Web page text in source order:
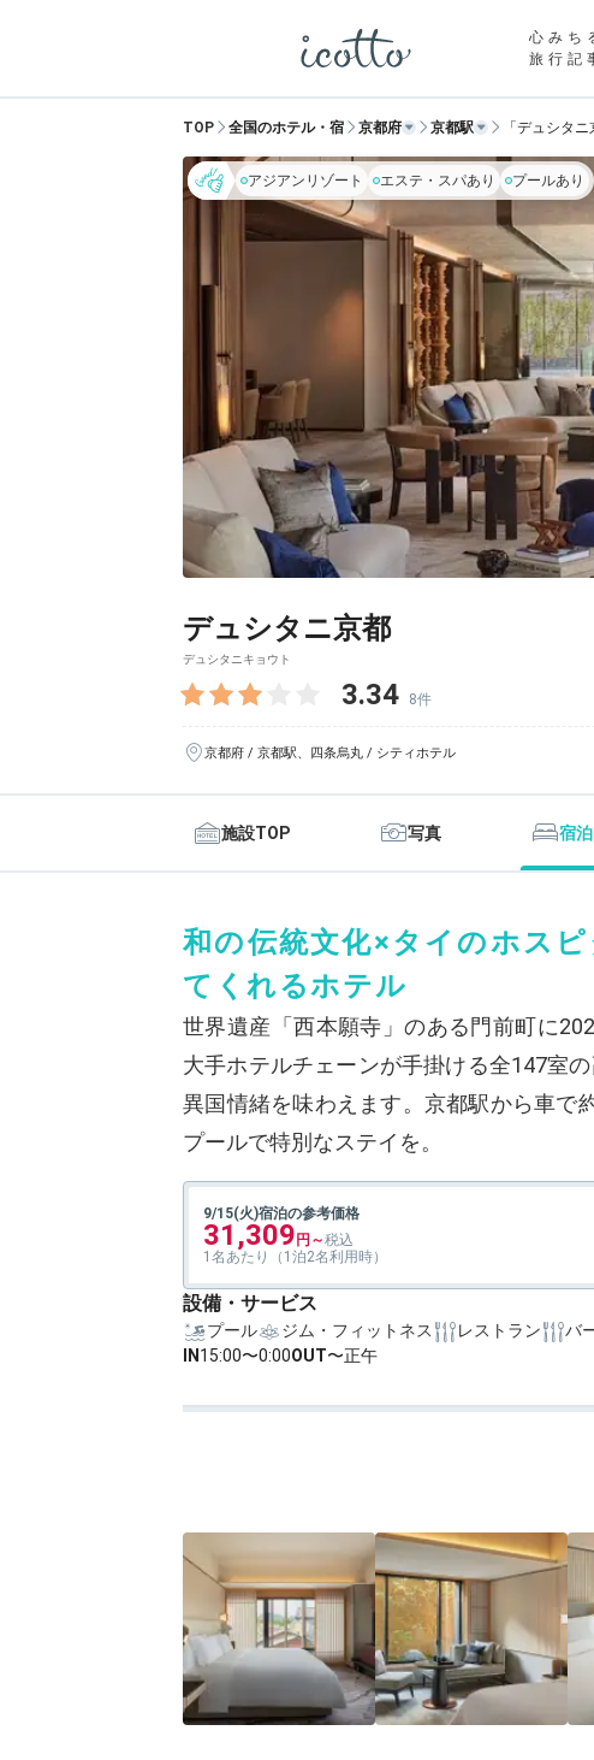
心みち
旅行記
TOP 全国のホテル・宿 京都府 京都駅 「デュシタ
アジアンリゾート エステ・スパあり プールあり
デュシタニ京都
デュシタニキョウト
3.34 8件
京都府 / 京都駅、四条烏丸 / シティホテル
施設TOP 写真 宿
和の伝統文化×タイのホス
てくれるホテル
世界遺産「西本願寺」のある門前町に
大手ホテルチェーンが手掛ける全147室
異国情緒を味わえます。京都駅から車
プールで特別なステイを。
9/15(火)宿泊の参考価格
31,309
1名あたり（1泊2名利用時）
設備・サービス
プール ジム・フィットネス レストラン バ
IN 15:00〜0:00OUT〜正午